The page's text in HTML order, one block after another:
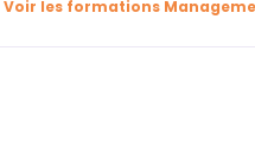
Voir les formations